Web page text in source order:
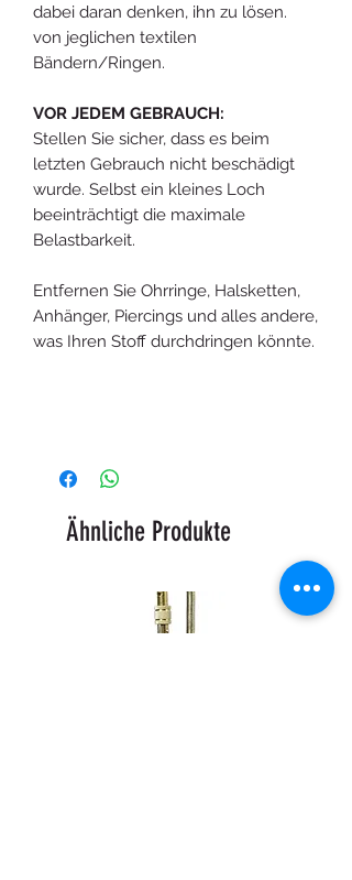
dabei daran denken, ihn zu lösen.
von jeglichen textilen
Bändern/Ringen.
VOR JEDEM GEBRAUCH:
Stellen Sie sicher, dass es beim
letzten Gebrauch nicht beschädigt
wurde. Selbst ein kleines Loch
beeinträchtigt die maximale
Belastbarkeit.
Entfernen Sie Ohrringe, Halsketten,
Anhänger, Piercings und alles andere,
was Ihren Stoff durchdringen könnte.
Ähnliche Produkte